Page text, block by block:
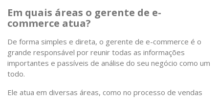
Em quais áreas o gerente de e-
commerce atua?
De forma simples e direta, o gerente de e-commerce é o
grande responsável por reunir todas as informações
importantes e passíveis de análise do seu negócio como um
todo.
Ele atua em diversas áreas, como no processo de vendas